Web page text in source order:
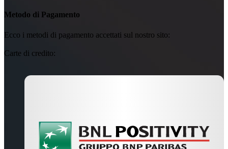
Metodo di Pagamento
Ecco i metodi di pagamento accettati sul nostro sito:
Carte di credito: